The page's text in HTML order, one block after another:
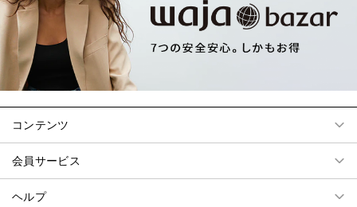
コンテンツ
会員サービス
ヘルプ